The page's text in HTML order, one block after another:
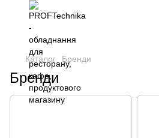
Каталог Бренди
Бренди